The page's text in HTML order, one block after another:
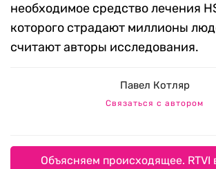
необходимое средство лечения
которого страдают миллионы
считают авторы исследования.
Павел Котляр
Связаться с автором
Объясняем происходящее. RTVI